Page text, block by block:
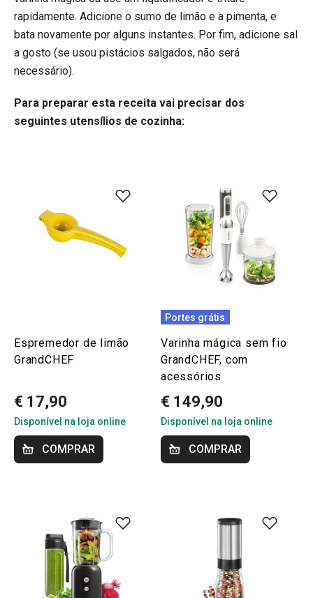
rapidamente. Adicione o sumo de limão e a pimenta, e
bata novamente por alguns instantes. Por fim, adicione sal
a gosto (se usou pistácios salgados, não será
necessário).
Para preparar esta receita vai precisar dos
seguintes utensílios de cozinha:
Espremedor de limão
GrandCHEF
€ 17,90
Disponível na loja online
COMPRAR
Portes grátis
Varinha mágica sem fio
GrandCHEF, com
acessórios
€ 149,90
Disponível na loja online
COMPRAR